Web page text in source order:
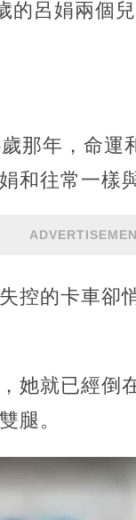
的呂娟兩個
那年，命運
和往常一樣
控的卡車卻
她就已經倒
腿。